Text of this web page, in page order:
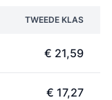
TWEEDE KLAS
€ 21,59
€ 17,27